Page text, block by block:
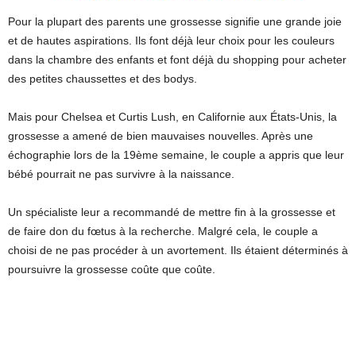
Pour la plupart des parents une grossesse signifie une grande joie
et de hautes aspirations. Ils font déjà leur choix pour les couleurs
dans la chambre des enfants et font déjà du shopping pour acheter
des petites chaussettes et des bodys.
Mais pour Chelsea et Curtis Lush, en Californie aux États-Unis, la
grossesse a amené de bien mauvaises nouvelles. Après une
échographie lors de la 19ème semaine, le couple a appris que leur
bébé pourrait ne pas survivre à la naissance.
Un spécialiste leur a recommandé de mettre fin à la grossesse et
de faire don du fœtus à la recherche. Malgré cela, le couple a
choisi de ne pas procéder à un avortement. Ils étaient déterminés à
poursuivre la grossesse coûte que coûte.